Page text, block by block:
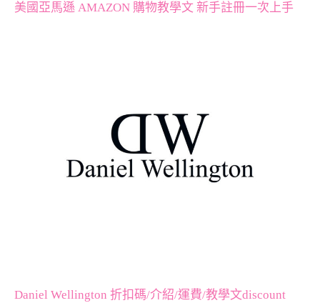
美國亞馬遜 AMAZON 購物教學文 新手註冊一次上手
Daniel Wellington 折扣碼/介紹/運費/教學文discount